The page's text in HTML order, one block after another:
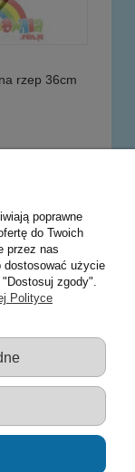
rzep 36cm
:: Zabawki
samochody Welly
Klocki :: Artykuły
poprawne
do Twoich
przez nas
użycie
zgody".
Polityce